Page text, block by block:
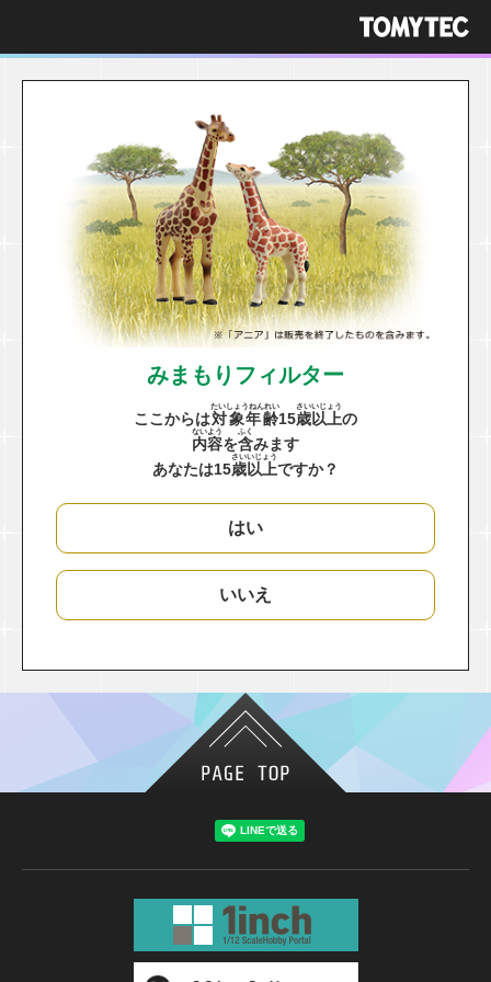
みまもりフィルター
ここからは対象年齢
たいしょうねんれい
15歳
さい
以上
いじょう
の
内容
ないよう
を含
ふく
みます
あなたは15歳
さい
以上
いじょう
ですか？
はい
いいえ